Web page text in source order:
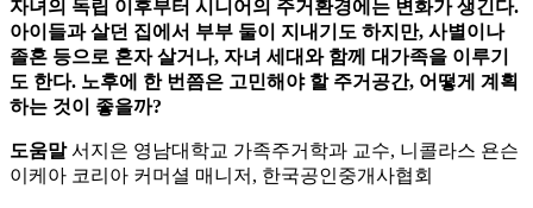
자녀의 독립 이후부터 시니어의 주거환경에는 변화가 생긴다.
아이들과 살던 집에서 부부 둘이 지내기도 하지만, 사별이나
졸혼 등으로 혼자 살거나, 자녀 세대와 함께 대가족을 이루기
도 한다. 노후에 한 번쯤은 고민해야 할 주거공간, 어떻게 계획
하는 것이 좋을까?
도움말서지은 영남대학교 가족주거학과 교수, 니콜라스 욘슨
이케아 코리아 커머셜 매니저, 한국공인중개사협회